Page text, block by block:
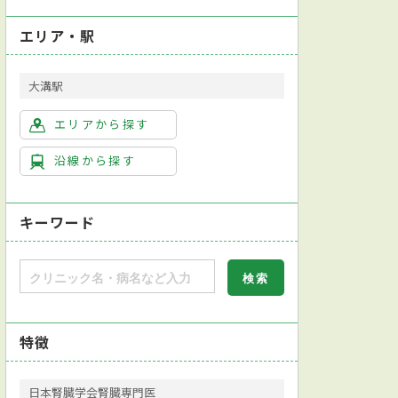
エリア・駅
大溝駅
エリアから探す
沿線から探す
キーワード
特徴
日本腎臓学会腎臓専門医